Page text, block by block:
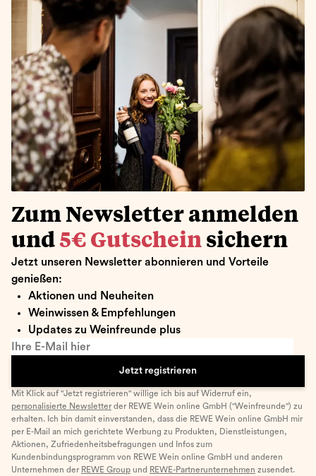
Zum Newsletter anmelden
und 5€ Gutschein sichern
Jetzt unseren Newsletter abonnieren und Vorteile
genießen:
Aktionen und Neuheiten
Weinwissen & Empfehlungen
Updates zu Weinfreunde plus
Ihre E-Mail hier
Jetzt registrieren
Mit Klick auf "Jetzt registrieren" willige ich bis auf Widerruf ein,
personalisierte Newsletter der REWE Wein online GmbH ("Weinfreunde") zu
erhalten. Ich bin damit einverstanden, dass die REWE Wein online GmbH mir
per E-Mail an mich gerichtete Werbung zu Produkten, Dienstleistungen,
Aktionen, Zufriedenheitsbefragungen und Infos zum
Kundenbindungsprogramm von REWE Wein online GmbH und anderen
Unternehmen der REWE Group und REWE-Partnerunternehmen zusendet.